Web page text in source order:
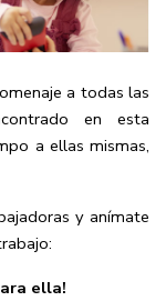
a todas las
en esta
a ellas mismas,
y anímate
ella!